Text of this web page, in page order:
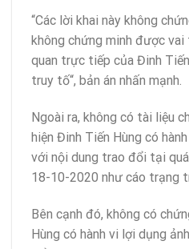
“Các lời khai này không
không chứng minh được
quan trực tiếp của Đinh
truy tố“, bản án nhấn mạnh.
Ngoài ra, không có tài liệu
hiện Đinh Tiến Hùng có
với nội dung trao đổi tại
18-10-2020 như cáo trạng
Bên cạnh đó, không có
Hùng có hành vi lợi dụng